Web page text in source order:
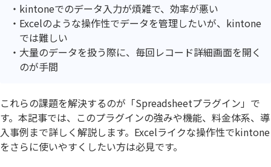
kintoneでのデータ入力が煩雑で、効率が悪い
Excelのような操作性でデータを管理したいが、kintone
では難しい
大量のデータを扱う際に、毎回レコード詳細画面を開く
のが手間
これらの課題を解決するのが「Spreadsheetプラグイン」で
す。本記事では、このプラグインの強みや機能、料金体系、導
入事例まで詳しく解説します。Excelライクな操作性でkintone
をさらに使いやすくしたい方は必見です。